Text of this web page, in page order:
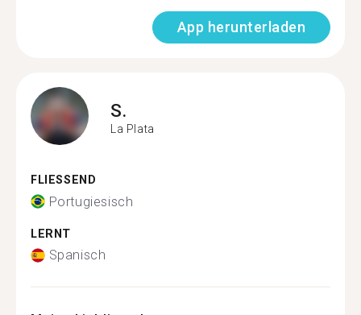
App herunterladen
S.
La Plata
FLIESSEND
Portugiesisch
LERNT
Spanisch